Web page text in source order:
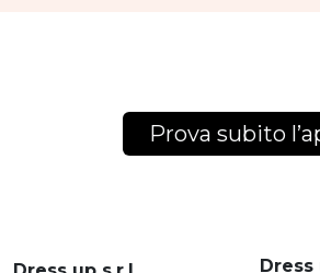
Prova subito
Dress